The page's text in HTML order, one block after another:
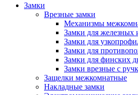
Замки
Врезные замки
Механизмы
Замки для железных
Замки для
Замки для
Замки для финских
Замки врезные с
Защелки межкомнатные
Накладные замки